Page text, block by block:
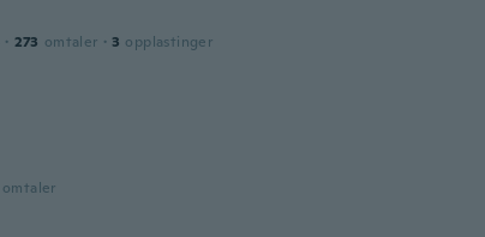
· 273 omtaler · 3 opplastinger
omtaler